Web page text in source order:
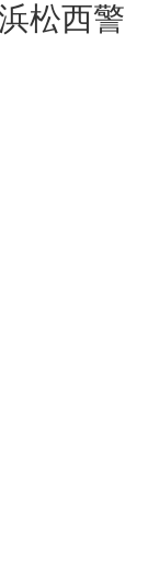
松西警